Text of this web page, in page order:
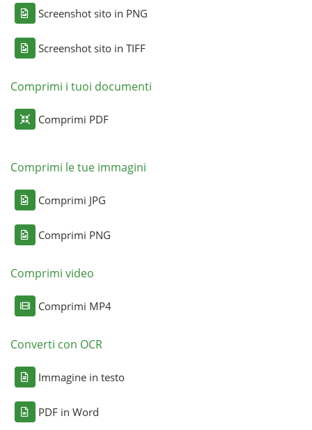
Screenshot sito in PNG
Screenshot sito in TIFF
Comprimi i tuoi documenti
Comprimi PDF
Comprimi le tue immagini
Comprimi JPG
Comprimi PNG
Comprimi video
Comprimi MP4
Converti con OCR
Immagine in testo
PDF in Word